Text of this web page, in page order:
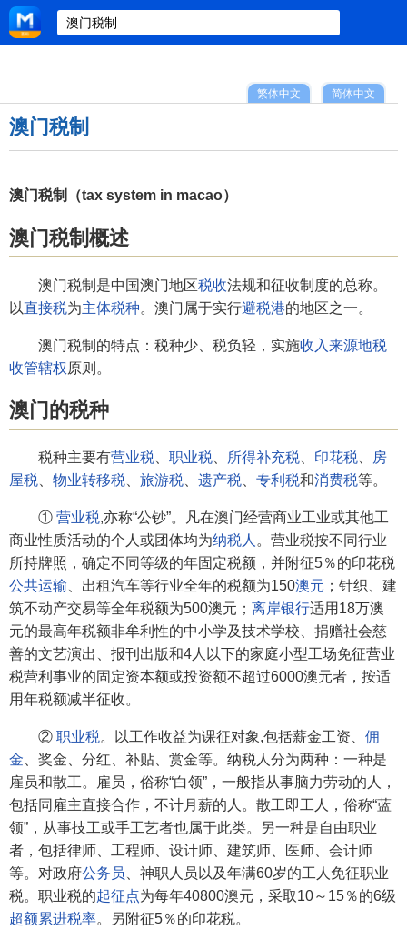
简体中文
繁体中文
澳门税制
澳门税制（tax system in macao）
澳门税制概述
澳门税制是中国澳门地区税收法规和征收制度的总称。
以直接税为主体税种。澳门属于实行避税港的地区之一。
澳门税制的特点：税种少、税负轻，实施收入来源地税
收管辖权原则。
澳门的税种
税种主要有营业税 职业税 所得补充税 印花税
房
屋税
物业转移税 旅游税 遗产税 专利税和消费税等。
① 营业税,亦称“公钞”。凡在澳门经营商业工业或其他工
商业性质活动的个人或团体均为纳税人 。营业税按不同行业
所持牌照，确定不同等级的年固定税额，并附征5％的印花税
公共运输 、出租汽车等行业全年的税额为150澳元 ；针织、建
筑不动产交易等全年税额为500澳元； 离岸银行适用18万澳
元的最高年税额非牟利性的中小学及技术学校、捐赠社会慈
善的文艺演出、报刊出版和4人以下的家庭小型工场免征营业
税营利事业的固定资本额或投资额不超过6000澳元者，按适
用年税额减半征收。
② 职业税。以工作收益为课征对象,包括薪金工资、 佣
金 、奖金、分红、补贴、赏金等。纳税人分为两种：一种是
雇员和散工。雇员，俗称“白领”，一般指从事脑力劳动的人，
包括同雇主直接合作，不计月薪的人。散工即工人，俗称“蓝
领”，从事技工或手工艺者也属于此类。另一种是自由职业
者，包括律师、工程师、设计师、建筑师、医师、会计师
等。对政府公务员 、神职人员以及年满60岁的工人免征职业
税。职业税的起征点为每年40800澳元，采取10～15％的6级
超额累进税率。另附征5％的印花税。